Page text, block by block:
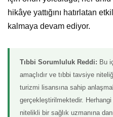
hikâye yattığını hatırlatan
kalmaya devam ediyor.
Tıbbi Sorumluluk Reddi: Bu
amaçlıdır ve tıbbi tavsiye
turizmi lisansına sahip
gerçekleştirilmektedir.
nitelikli bir sağlık uzmanına